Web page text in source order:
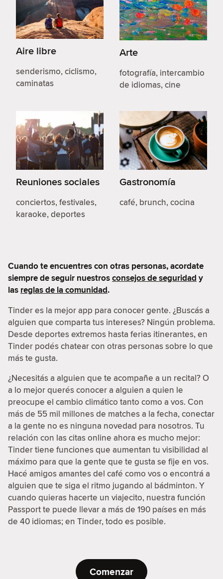
Aire libre
senderismo, ciclismo,
caminatas
Arte
fotografía, intercambio
de idiomas, cine
Reuniones sociales
conciertos, festivales,
karaoke, deportes
Gastronomía
café, brunch, cocina
Cuando te encuentres con otras personas, acordate
siempre de seguir nuestrosconsejos de seguridad y
las reglas de la comunidad.
Tinder es la mejor app para conocer gente. ¿Buscás a
alguien que comparta tus intereses? Ningún problema.
Desde deportes extremos hasta ferias itinerantes, en
Tinder podés chatear con otras personas sobre lo que
más te gusta.
¿Necesitás a alguien que te acompañe a un recital? O
a lo mejor querés conocer a alguien a quien le
preocupe el cambio climático tanto como a vos. Con
más de 55 mil millones de matches a la fecha, conectar
a la gente no es ninguna novedad para nosotros. Tu
relación con las citas online ahora es mucho mejor:
Tinder tiene funciones que aumentan tu visibilidad al
máximo para que la gente que te gusta se fije en vos.
Hacé amigos amantes del café como vos o encontrá a
alguien que te siga el ritmo jugando al bádminton. Y
cuando quieras hacerte un viajecito, nuestra función
Passport te puede llevar a más de 190 países en más
de 40 idiomas; en Tinder, todo es posible.
Comenzar